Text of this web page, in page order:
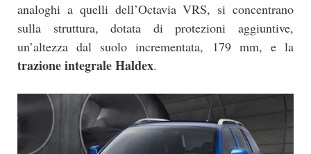
analoghi a quelli dell’Octavia VRS, si concentrano
sulla struttura, dotata di protezioni aggiuntive,
un’altezza dal suolo incrementata, 179 mm, e la
trazione integrale Haldex.